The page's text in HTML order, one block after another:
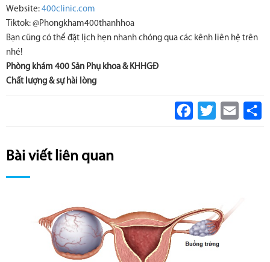
Website: 400clinic.com
Tiktok: @Phongkham400thanhhoa
Bạn cũng có thể đặt lịch hẹn nhanh chóng qua các kênh liên hệ trên
nhé!
Phòng khám 400 Sản Phụ khoa & KHHGĐ
Chất lượng & sự hài lòng
Facebook
Twitter Email
Bài viết liên quan